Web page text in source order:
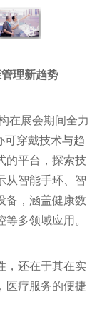
理新趋势
在展会期间全力
穿戴技术与趋
的平台，探索技
从智能手环、智
备，涵盖健康数
多领域应用。
，还在于其在实
医疗服务的便捷